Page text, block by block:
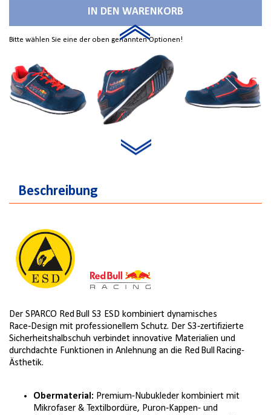
39
40
44
45
46
48
IN DEN WARENKORB
Bitte wählen Sie eine der oben genannten Optionen!
Beschreibung
Der SPARCO Red Bull S3 ESD kombiniert dynamisches
Race‑Design mit professionellem Schutz. Der S3‑zertifizierte
Sicherheitshalbschuh verbindet innovative Materialien und
durchdachte Funktionen in Anlehnung an die Red Bull Racing-
Ästhetik.
Obermaterial: Premium-Nubukleder kombiniert mit
Mikrofaser & Textilbordüre, Puron‑Kappen- und